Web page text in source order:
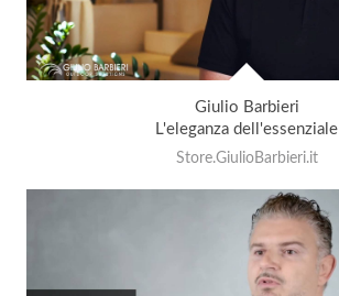
Giulio Barbieri
L'eleganza dell'essenziale
Store.GiulioBarbieri.it